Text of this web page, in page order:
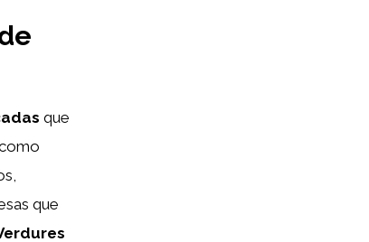
que
que